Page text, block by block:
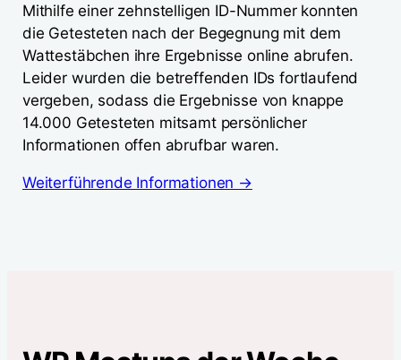
Mithilfe einer zehnstelligen ID-Nummer konnten
die Getesteten nach der Begegnung mit dem
Wattestäbchen ihre Ergebnisse online abrufen.
Leider wurden die betreffenden IDs fortlaufend
vergeben, sodass die Ergebnisse von knappe
14.000 Getesteten mitsamt persönlicher
Informationen offen abrufbar waren.
Weiterführende Informationen →